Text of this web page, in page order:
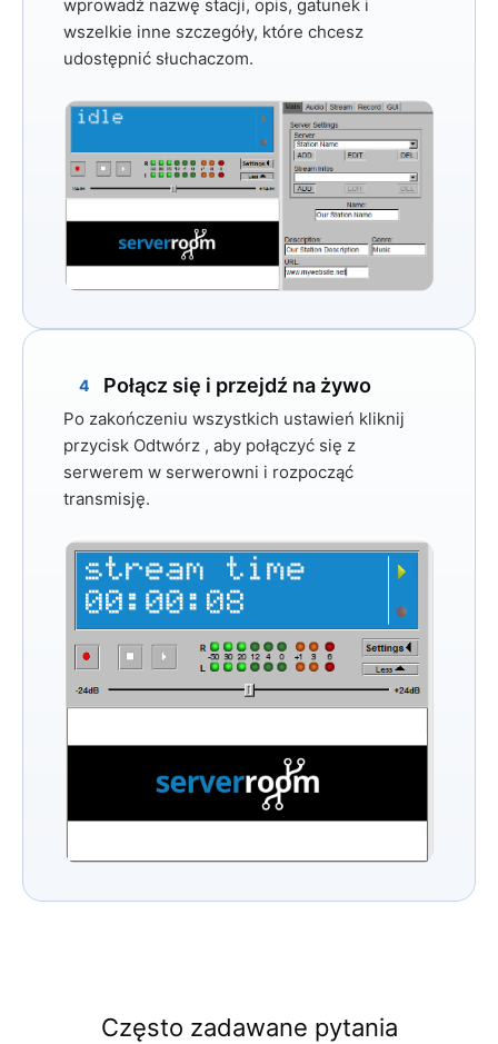
wprowadź nazwę stacji, opis, gatunek i
wszelkie inne szczegóły, które chcesz
udostępnić słuchaczom.
4 Połącz się i przejdź na żywo
Po zakończeniu wszystkich ustawień kliknij
przycisk Odtwórz , aby połączyć się z
serwerem w serwerowni i rozpocząć
transmisję.
Często zadawane pytania